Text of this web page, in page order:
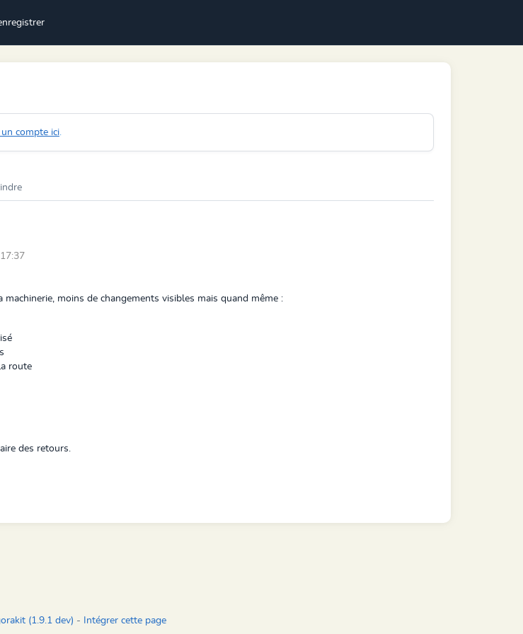
compte ici.
moins de changements visibles mais quand même :
route
des retours.
(1.9.1 dev) - Intégrer cette page